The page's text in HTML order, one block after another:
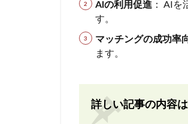
AIの利用促進 ： AI
す。
マッチングの成功率
ます。
詳しい記事の内容